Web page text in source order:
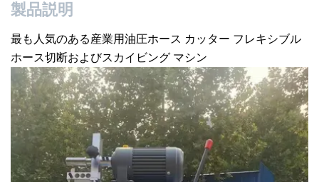
製品説明
最も人気のある産業用油圧ホース カッター フレキシブル
ホース切断およびスカイビング マシン